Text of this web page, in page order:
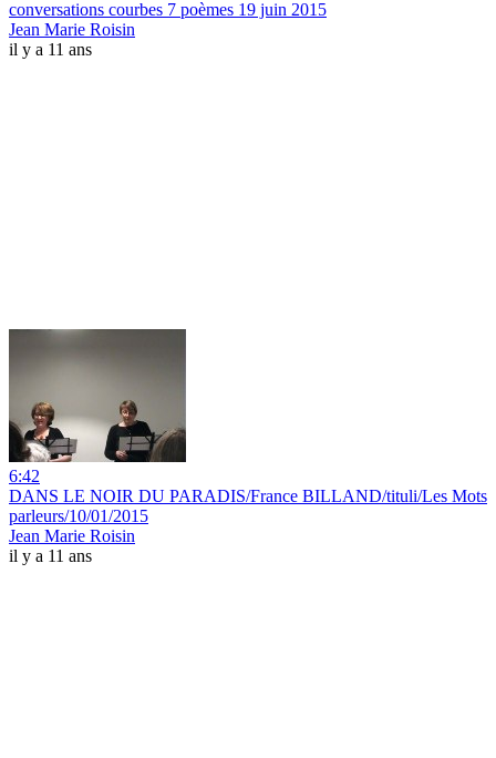
conversations courbes 7 poèmes 19 juin 2015
Jean Marie Roisin
il y a 11 ans
6:42
DANS LE NOIR DU PARADIS/France BILLAND/tituli/Les Mots
parleurs/10/01/2015
Jean Marie Roisin
il y a 11 ans